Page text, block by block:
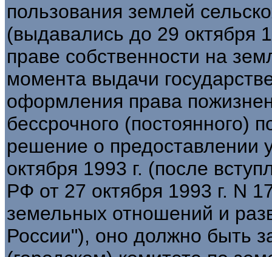
пользования землей
(выдавались до 29 октября
праве собственности на
момента выдачи
оформления права
бессрочного (постоянного)
решение о предоставлении
октября 1993 г. (после
РФ от 27 октября 1993 г. N
земельных отношений и
России"), оно должно быть